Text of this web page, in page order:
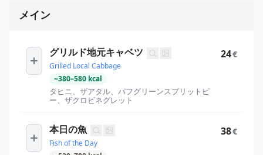
メイン
グリルド地元キャベツ
Grilled Local Cabbage
~380–580 kcal
タヒニ、ザアタル、パフグリーンスプリットピ
ー、ザクロビネグレット
24€
本日の魚
Fish of the Day
38€